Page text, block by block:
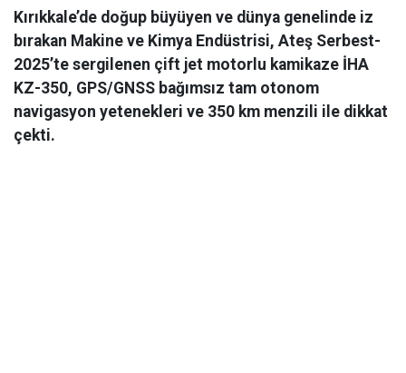
Kırıkkale’de doğup büyüyen ve dünya genelinde iz
bırakan Makine ve Kimya Endüstrisi, Ateş Serbest-
2025’te sergilenen çift jet motorlu kamikaze İHA
KZ-350, GPS/GNSS bağımsız tam otonom
navigasyon yetenekleri ve 350 km menzili ile dikkat
çekti.